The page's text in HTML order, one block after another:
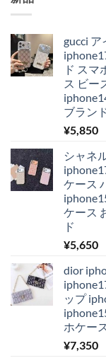
gucci
ド スマ
ス ビー
ブラン
¥5,850
シャネ
ケース
ケース
ド
¥5,650
dior
ップ
ホケー
¥7,350